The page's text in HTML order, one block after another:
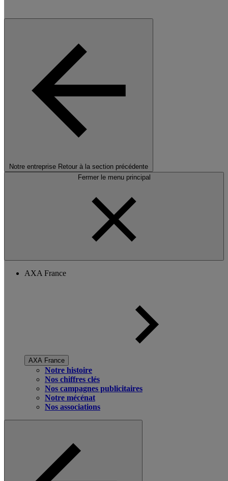
Notre entreprise Retour à la section précédente
Fermer le menu principal
AXA France
AXA France
Notre histoire
Nos chiffres clés
Nos campagnes publicitaires
Notre mécénat
Nos associations